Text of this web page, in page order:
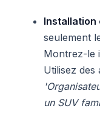
Installation
seulement
Montrez-le
Utilisez des
un SUV